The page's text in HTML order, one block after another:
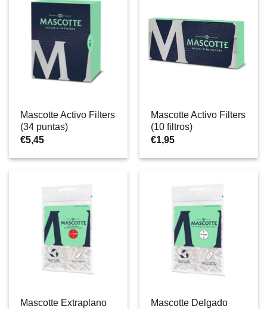
Mascotte Activo Filters
(34 puntas)
€5,45
Mascotte Activo Filters
(10 filtros)
€1,95
Mascotte Extraplano
Mascotte Delgado